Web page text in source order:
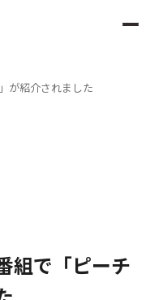
が紹介されました
組で「ピーチ